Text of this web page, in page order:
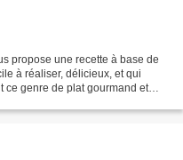
à réaliser, délicieux, et qui
ce genre de plat gourmand et